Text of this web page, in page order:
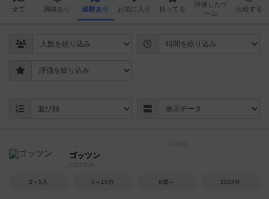
全て 興味あり 経験あり お気に入り 持ってる
評価したゲ
ーム
比較する
ゴッツン
GOTTUN
2～5人 5～15分 8歳～ 2024年